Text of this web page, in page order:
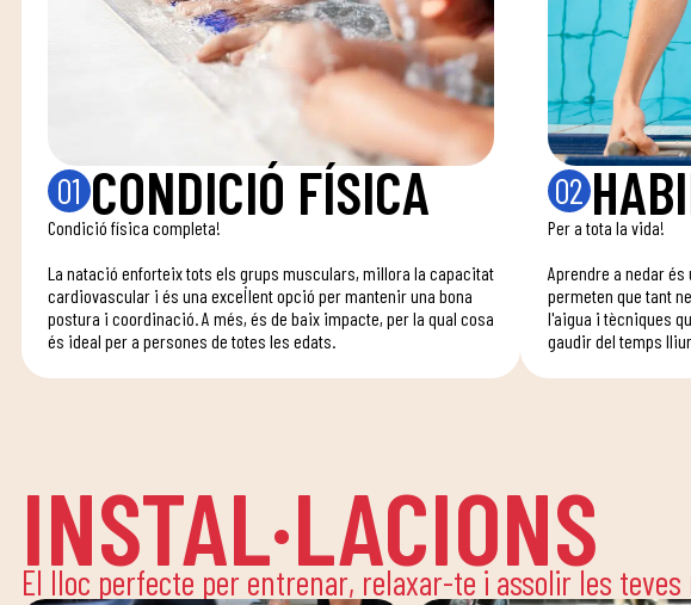
01 CONDICIÓ FÍSICA
Condició física completa!
La natació enforteix tots els grups musculars, millora la capacitat
cardiovascular i és una excel·lent opció per mantenir una bona
postura i coordinació. A més, és de baix impacte, per la qual cosa
és ideal per a persones de totes les edats.
02
Per a tota la vida!
Aprendre a nedar
permeten que tant
l'aigua i tècniques
gaudir del temps
INSTAL·LACIONS
El lloc perfecte per entrenar, relaxar-te i assolir les teves